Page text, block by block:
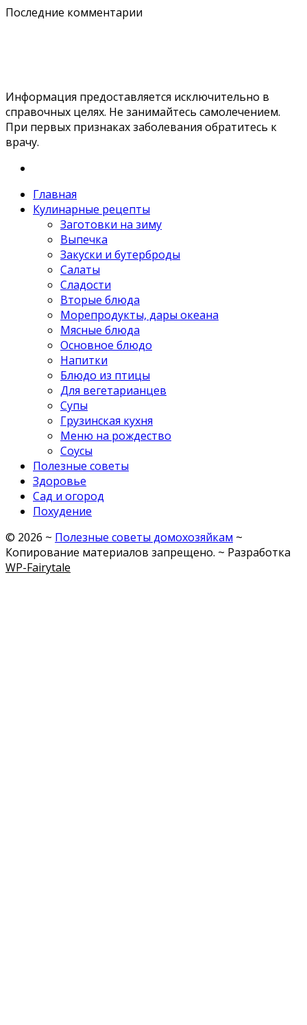
Последние комментарии
Информация предоставляется исключительно в
справочных целях. Не занимайтесь самолечением.
При первых признаках заболевания обратитесь к
врачу.
Главная
Кулинарные рецепты
Заготовки на зиму
Выпечка
Закуски и бутерброды
Салаты
Сладости
Вторые блюда
Морепродукты, дары океана
Мясные блюда
Основное блюдо
Напитки
Блюдо из птицы
Для вегетарианцев
Супы
Грузинская кухня
Меню на рождество
Соусы
Полезные советы
Здоровье
Сад и огород
Похудение
© 2026 ~ Полезные советы домохозяйкам ~
Копирование материалов запрещено. ~ Разработка
WP-Fairytale